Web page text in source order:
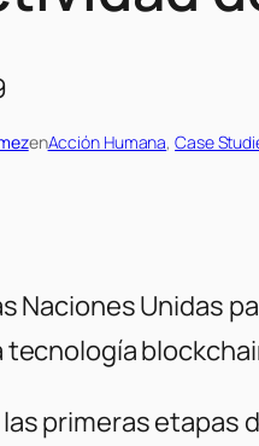
enAcción Humana, Case
Naciones Unidas
tecnología
primeras etapas